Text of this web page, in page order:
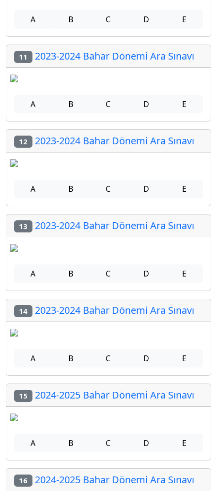
A B C D E
11 2023-2024 Bahar Dönemi Ara Sınavı
A B C D E
12 2023-2024 Bahar Dönemi Ara Sınavı
A B C D E
13 2023-2024 Bahar Dönemi Ara Sınavı
A B C D E
14 2023-2024 Bahar Dönemi Ara Sınavı
A B C D E
15 2024-2025 Bahar Dönemi Ara Sınavı
A B C D E
16 2024-2025 Bahar Dönemi Ara Sınavı